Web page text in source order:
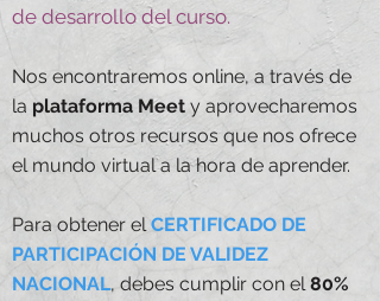
de desarrollo del curso.
Nos encontraremos online, a través de
la plataforma Meet y aprovecharemos
muchos otros recursos que nos ofrece
el mundo virtual a la hora de aprender.
Para obtener elCERTIFICADO DE
PARTICIPACIÓN DE VALIDEZ
NACIONAL, debes cumplir con el80%